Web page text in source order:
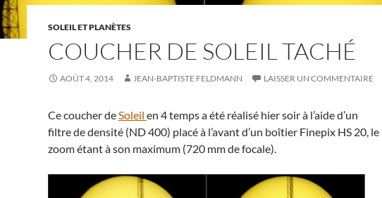
SOLEIL ET PLANÈTES
COUCHER DE SOLEIL TACHÉ
AOÛT 4, 2014 JEAN-BAPTISTE FELDMANN LAISSER UN COMMENTAIRE
Ce coucher deSoleil en 4 temps a été réalisé hier soir à l’aide d’un
filtre de densité (ND 400) placé à l’avant d’un boîtier Finepix HS 20, le
zoom étant à son maximum (720 mm de focale).